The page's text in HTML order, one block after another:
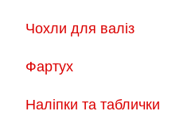
Чохли для валіз
Фартух
Наліпки та таблички